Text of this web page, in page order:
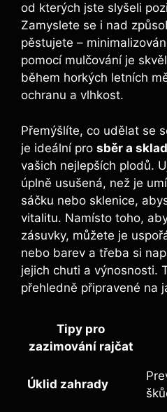
od kterých jste slyšeli
Zamyslete se i nad
pěstujete –‌
pomocí mulčování je
během horkých letních
ochranu a vlhkost.
Přemýšlíte, ⁣co udělat se
je ideální⁢ pro sběr a
‍vašich nejlepších plodů.
úplně usušená, než je
sáčku nebo sklenice,
vitalitu. Namísto toho,
zásuvky, můžete je
nebo barev a třeba si
jejich chuti a výnosnosti.
přehledně připravené ‌na
Tipy pro
zazimování rajčat
Úklid zahrady